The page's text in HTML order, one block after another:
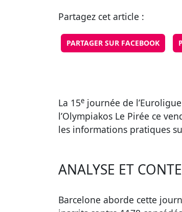
Partagez cet article :
PARTAGER SUR FACEBOOK
La 15e journée de
l’Olympiakos Le Pirée ce
les informations pratiques
ANALYSE ET
Barcelone aborde cette